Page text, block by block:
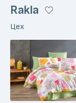
Rakla
Цех